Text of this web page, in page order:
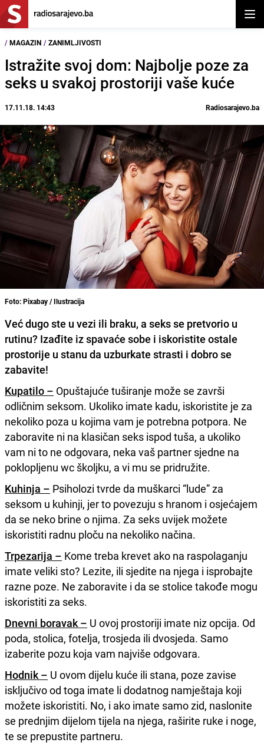
/ MAGAZIN / ZANIMLJIVOSTI
Istražite svoj dom: Najbolje poze za
seks u svakoj prostoriji vaše kuće
17.11.18. 14:43 Radiosarajevo.ba
Foto: Pixabay / Ilustracija
Već dugo ste u vezi ili braku, a seks se pretvorio u
rutinu? Izađite iz spavaće sobe i iskoristite ostale
prostorije u stanu da uzburkate strasti i dobro se
zabavite!
Kupatilo – Opuštajuće tuširanje može se završi
odličnim seksom. Ukoliko imate kadu, iskoristite je za
nekoliko poza u kojima vam je potrebna potpora. Ne
zaboravite ni na klasičan seks ispod tuša, a ukoliko
vam ni to ne odgovara, neka vaš partner sjedne na
poklopljenu wc školjku, a vi mu se pridružite.
Kuhinja – Psiholozi tvrde da muškarci “lude” za
seksom u kuhinji, jer to povezuju s hranom i osjećajem
da se neko brine o njima. Za seks uvijek možete
iskoristiti radnu ploču na nekoliko načina.
Trpezarija – Kome treba krevet ako na raspolaganju
imate veliki sto? Lezite, ili sjedite na njega i isprobajte
razne poze. Ne zaboravite i da se stolice takođe mogu
iskoristiti za seks.
Dnevni boravak – U ovoj prostoriji imate niz opcija. Od
poda, stolica, fotelja, trosjeda ili dvosjeda. Samo
izaberite pozu koja vam najviše odgovara.
Hodnik – U ovom dijelu kuće ili stana, poze zavise
isključivo od toga imate li dodatnog namještaja koji
možete iskoristiti. No, i ako imate samo zid, naslonite
se prednjim dijelom tijela na njega, raširite ruke i noge,
te se prepustite partneru.